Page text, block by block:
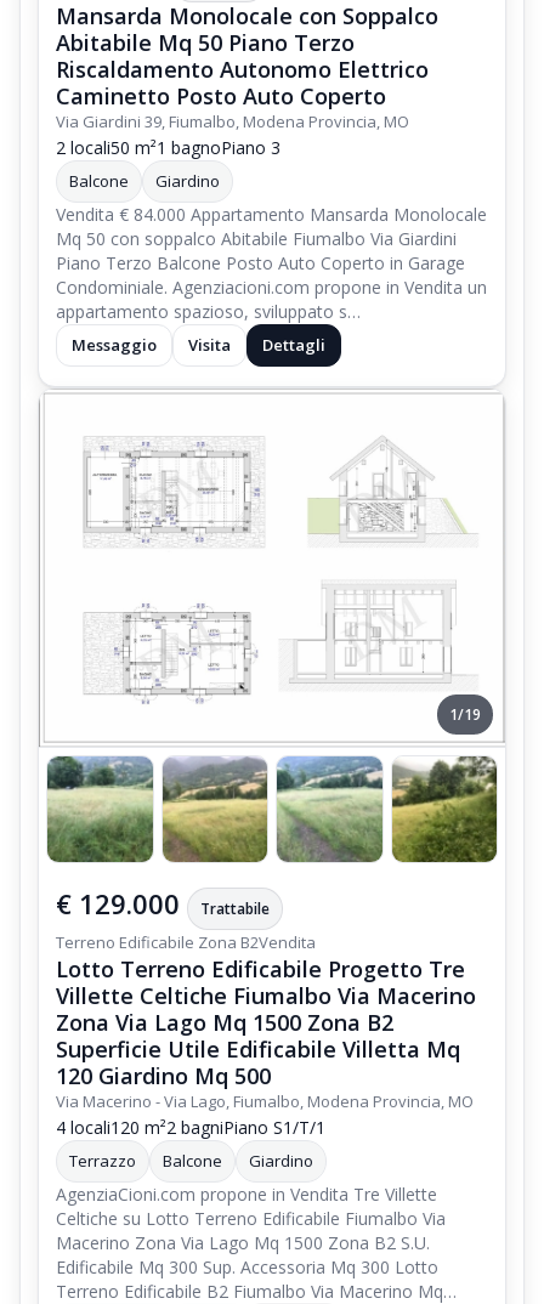
Mansarda Monolocale con Soppalco
Abitabile Mq 50 Piano Terzo
Riscaldamento Autonomo Elettrico
Caminetto Posto Auto Coperto
Via Giardini 39, Fiumalbo, Modena Provincia, MO
2 locali50 m²1 bagnoPiano 3
Balcone Giardino
Vendita € 84.000 Appartamento Mansarda Monolocale
Mq 50 con soppalco Abitabile Fiumalbo Via Giardini
Piano Terzo Balcone Posto Auto Coperto in Garage
Condominiale. Agenziacioni.com propone in Vendita un
appartamento spazioso, sviluppato s…
Messaggio Visita Dettagli
1/19
€ 129.000 Trattabile
Terreno Edificabile Zona B2Vendita
Lotto Terreno Edificabile Progetto Tre
Villette Celtiche Fiumalbo Via Macerino
Zona Via Lago Mq 1500 Zona B2
Superficie Utile Edificabile Villetta Mq
120 Giardino Mq 500
Via Macerino - Via Lago, Fiumalbo, Modena Provincia, MO
4 locali120 m²2 bagniPiano S1/T/1
Terrazzo Balcone Giardino
AgenziaCioni.com propone in Vendita Tre Villette
Celtiche su Lotto Terreno Edificabile Fiumalbo Via
Macerino Zona Via Lago Mq 1500 Zona B2 S.U.
Edificabile Mq 300 Sup. Accessoria Mq 300 Lotto
Terreno Edificabile B2 Fiumalbo Via Macerino Mq…